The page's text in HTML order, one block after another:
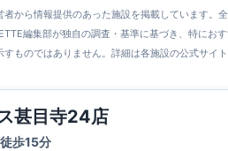
から情報提供のあった施設を掲載しています。
編集部が独自の調査・基準に基づき、特におす
ものではありません。詳細は各施設の公式サイト
甚目寺24店
歩15分